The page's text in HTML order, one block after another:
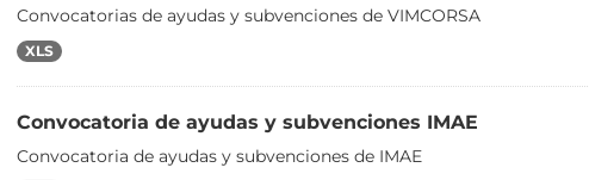
Convocatorias de ayudas y subvenciones de VIMCORSA
XLS
Convocatoria de ayudas y subvenciones IMAE
Convocatoria de ayudas y subvenciones de IMAE